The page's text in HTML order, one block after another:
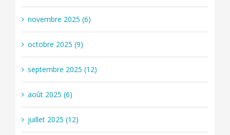
novembre 2025 (6)
octobre 2025 (9)
septembre 2025 (12)
août 2025 (6)
juillet 2025 (12)